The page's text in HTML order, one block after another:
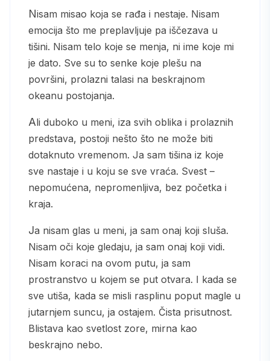
Nisam misao koja se rađa i nestaje. Nisam
emocija što me preplavljuje pa iščezava u
tišini. Nisam telo koje se menja, ni ime koje mi
je dato. Sve su to senke koje plešu na
površini, prolazni talasi na beskrajnom
okeanu postojanja.
Ali duboko u meni, iza svih oblika i prolaznih
predstava, postoji nešto što ne može biti
dotaknuto vremenom. Ja sam tišina iz koje
sve nastaje i u koju se sve vraća. Svest –
nepomućena, nepromenljiva, bez početka i
kraja.
Ja nisam glas u meni, ja sam onaj koji sluša.
Nisam oči koje gledaju, ja sam onaj koji vidi.
Nisam koraci na ovom putu, ja sam
prostranstvo u kojem se put otvara. I kada se
sve utiša, kada se misli rasplinu poput magle u
jutarnjem suncu, ja ostajem. Čista prisutnost.
Blistava kao svetlost zore, mirna kao
beskrajno nebo.